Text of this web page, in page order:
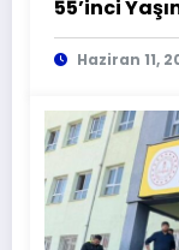
55’inci
Haziran 11,